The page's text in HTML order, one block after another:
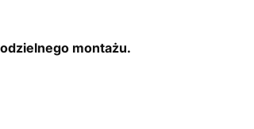
montażu.